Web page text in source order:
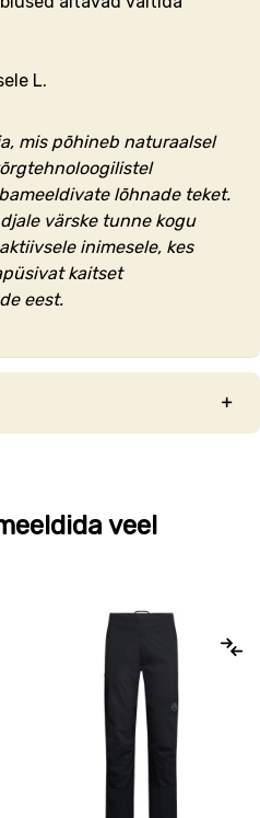
L.
mis põhineb naturaalsel
lõhnade teket.
värske tunne kogu
inimesele, kes
kaitset
eest.
veel